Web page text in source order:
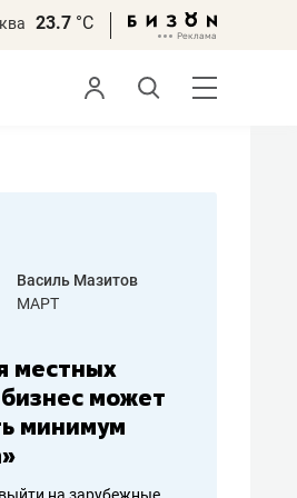
23.7 °С
Василь Мазитов
МАРТ
местных
может
минимум